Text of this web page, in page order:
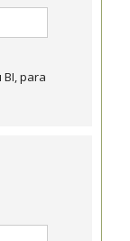
para